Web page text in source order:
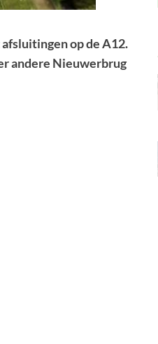
op de A12.
andere Nieuwerbrug